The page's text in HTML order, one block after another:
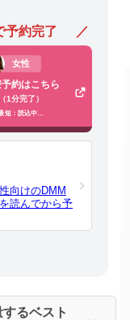
予約完了
女性
約はこちら
（1分完了）
短：読込中…
向けのDMM
読んでから予
るベスト